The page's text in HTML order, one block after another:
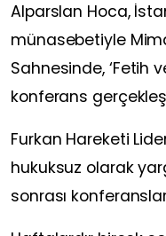
Alparslan Hoca,
münasebetiyle
Sahnesinde, ‘Fetih
konferans
Furkan Hareketi
hukuksuz olarak
sonrası